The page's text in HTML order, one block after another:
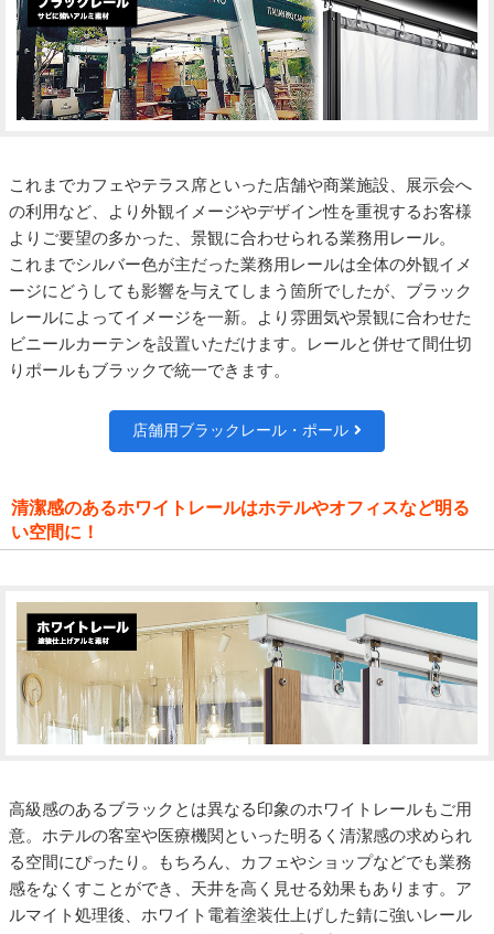
これまでカフェやテラス席といった店舗や商業施設、展示会へ
の利用など、より外観イメージやデザイン性を重視するお客様
よりご要望の多かった、景観に合わせられる業務用レール。
これまでシルバー色が主だった業務用レールは全体の外観イメ
ージにどうしても影響を与えてしまう箇所でしたが、ブラック
レールによってイメージを一新。より雰囲気や景観に合わせた
ビニールカーテンを設置いただけます。レールと併せて間仕切
りポールもブラックで統一できます。
店舗用ブラックレール・ポール
清潔感のあるホワイトレールはホテルやオフィスなど明る
い空間に！
高級感のあるブラックとは異なる印象のホワイトレールもご用
意。ホテルの客室や医療機関といった明るく清潔感の求められ
る空間にぴったり。もちろん、カフェやショップなどでも業務
感をなくすことができ、天井を高く見せる効果もあります。ア
ルマイト処理後、ホワイト電着塗装仕上げした錆に強いレール